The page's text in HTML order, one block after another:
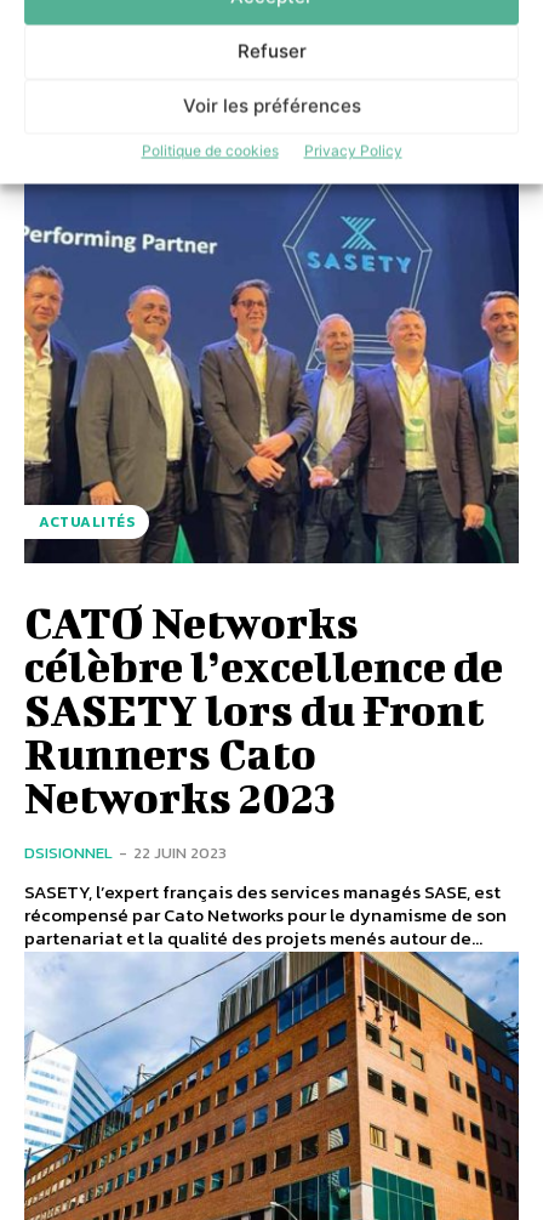
Refuser
Voir les préférences
Politique de cookies Privacy Policy
cybersécurité est désormais une priorité concrète pour
ACTUALITÉS
CATO Networks
célèbre l’excellence de
SASETY lors du Front
Runners Cato
Networks 2023
DSISIONNEL - 22 JUIN 2023
SASETY, l’expert français des services managés SASE, est
récompensé par Cato Networks pour le dynamisme de son
partenariat et la qualité des projets menés autour de...